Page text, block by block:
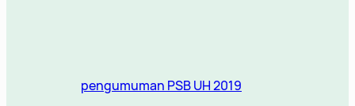
pengumuman PSB UH 2019